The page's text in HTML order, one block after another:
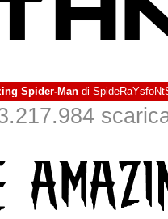
Spider-Man di